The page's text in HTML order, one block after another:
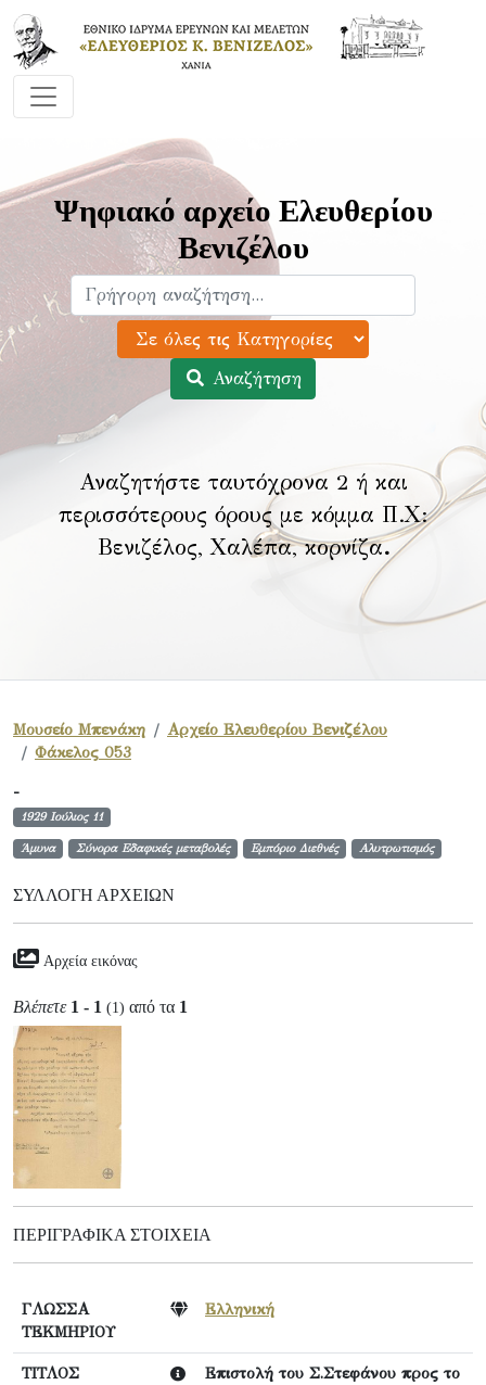
Ψηφιακό αρχείο Ελευθερίου
Βενιζέλου
Αναζήτηση
Αναζητήστε ταυτόχρονα 2 ή και
περισσότερους όρους με κόμμα Π.Χ:
Βενιζέλος, Χαλέπα, κορνίζα.
Μουσείο Μπενάκη
Αρχείο Ελευθερίου Βενιζέλου
Φάκελος 053
-
1929 Ιούλιος 11
Άμυνα Σύνορα Εδαφικές μεταβολές Εμπόριο Διεθνές Αλυτρωτισμός
ΣΥΛΛΟΓΉ ΑΡΧΕΊΩΝ
Αρχεία εικόνας
Βλέπετε 1 - 1 (1) από τα 1
ΠΕΡΙΓΡΑΦΙΚΆ ΣΤΟΙΧΕΊΑ
ΓΛΩΣΣΑ
ΤΕΚΜΗΡΙΟΥ
Ελληνική
ΤΙΤΛΟΣ
Επιστολή του Σ.Στεφάνου προς το